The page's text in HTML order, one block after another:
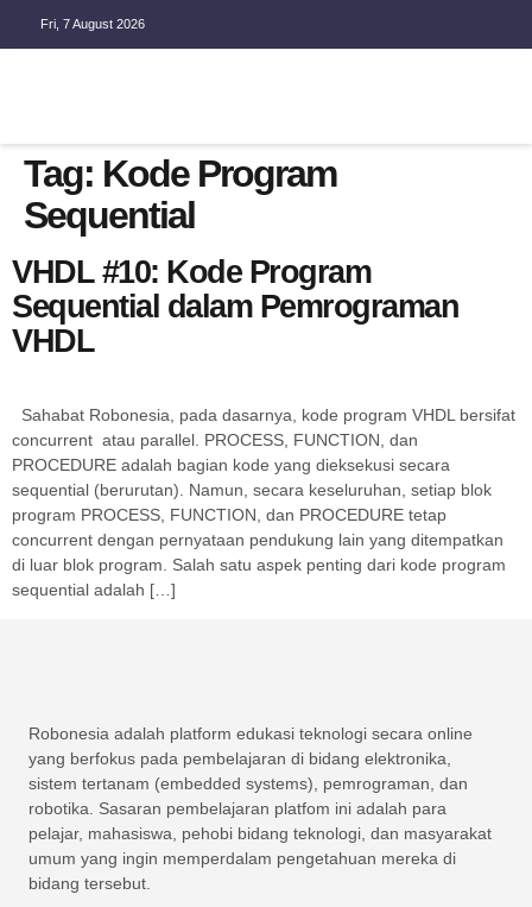
Fri, 7 August 2026
Tag: Kode Program
Sequential
VHDL #10: Kode Program
Sequential dalam Pemrograman
VHDL
Sahabat Robonesia, pada dasarnya, kode program VHDL bersifat
concurrent atau parallel. PROCESS, FUNCTION, dan
PROCEDURE adalah bagian kode yang dieksekusi secara
sequential (berurutan). Namun, secara keseluruhan, setiap blok
program PROCESS, FUNCTION, dan PROCEDURE tetap
concurrent dengan pernyataan pendukung lain yang ditempatkan
di luar blok program. Salah satu aspek penting dari kode program
sequential adalah […]
Robonesia adalah platform edukasi teknologi secara online
yang berfokus pada pembelajaran di bidang elektronika,
sistem tertanam (embedded systems), pemrograman, dan
robotika. Sasaran pembelajaran platfom ini adalah para
pelajar, mahasiswa, pehobi bidang teknologi, dan masyarakat
umum yang ingin memperdalam pengetahuan mereka di
bidang tersebut.